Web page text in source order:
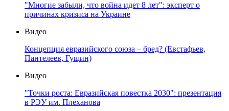
"Многие забыли, что война идет 8 лет": эксперт о
причинах кризиса на Украине
Видео
Концепция евразийского союза – бред? (Евстафьев,
Пантелеев, Гущин)
Видео
"Точки роста: Евразийская повестка 2030": презентация
в РЭУ им. Плеханова